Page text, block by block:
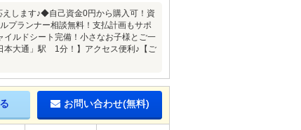
えします♪◆自己資金0円から購入可！資
プランナー相談無料！支払計画もサポ
ルドシート完備！小さなお子様とご一
本大通」駅 1分！】アクセス便利♪【ご
お問い合わせ(無料)